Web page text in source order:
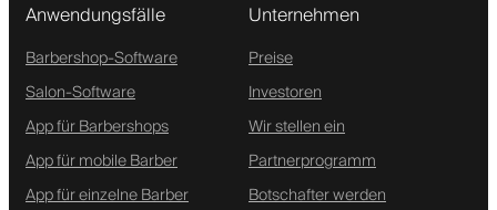
Anwendungsfälle
Barbershop-Software
Salon-Software
App für Barbershops
App für mobile Barber
App für einzelne Barber
Unternehmen
Preise
Investoren
Wir stellen ein
Partnerprogramm
Botschafter werden